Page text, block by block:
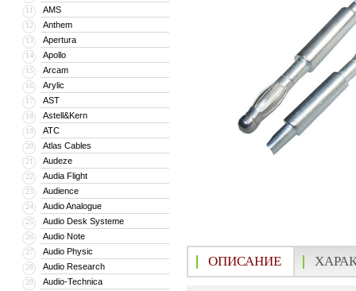
11 AMS
12 Anthem
13 Apertura
14 Apollo
15 Arcam
16 Arylic
17 AST
18 Astell&Kern
19 ATC
20 Atlas Cables
21 Audeze
22 Audia Flight
23 Audience
24 Audio Analogue
25 Audio Desk Systeme
26 Audio Note
27 Audio Physic
28 Audio Research
29 Audio-Technica
ОПИСАНИЕ